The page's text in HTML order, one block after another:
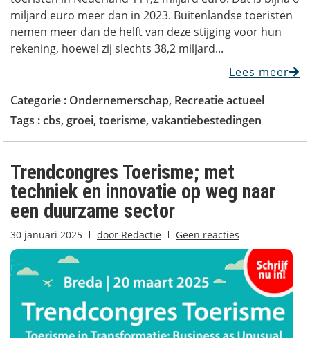
miljard euro meer dan in 2023. Buitenlandse toeristen
nemen meer dan de helft van deze stijging voor hun
rekening, hoewel zij slechts 38,2 miljard...
Lees meer
Categorie : Ondernemerschap, Recreatie actueel
Tags :cbs, groei, toerisme, vakantiebestedingen
Trendcongres Toerisme; met
techniek en innovatie op weg naar
een duurzame sector
30 januari 2025 door Redactie Geen reacties